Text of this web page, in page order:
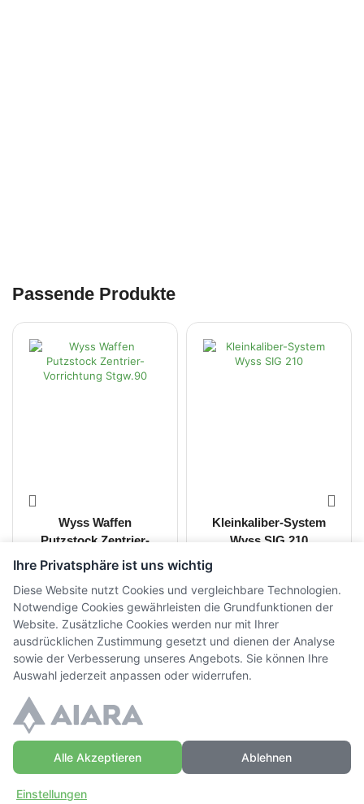
Passende Produkte
Wyss Waffen
Putzstock Zentrier-
Vorrichtung Stgw.90
Kleinkaliber-System
Wyss SIG 210
© Copyright WaffenZimmi | Powered bySidora AG
Datenschutz
Ihre Privatsphäre ist uns wichtig
Diese Website nutzt Cookies und vergleichbare Technologien.
Notwendige Cookies gewährleisten die Grundfunktionen der
Website. Zusätzliche Cookies werden nur mit Ihrer
ausdrücklichen Zustimmung gesetzt und dienen der Analyse
sowie der Verbesserung unseres Angebots. Sie können Ihre
Auswahl jederzeit anpassen oder widerrufen.
Alle Akzeptieren Ablehnen
Einstellungen